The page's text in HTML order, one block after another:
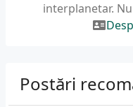
interplanetar.
Postări